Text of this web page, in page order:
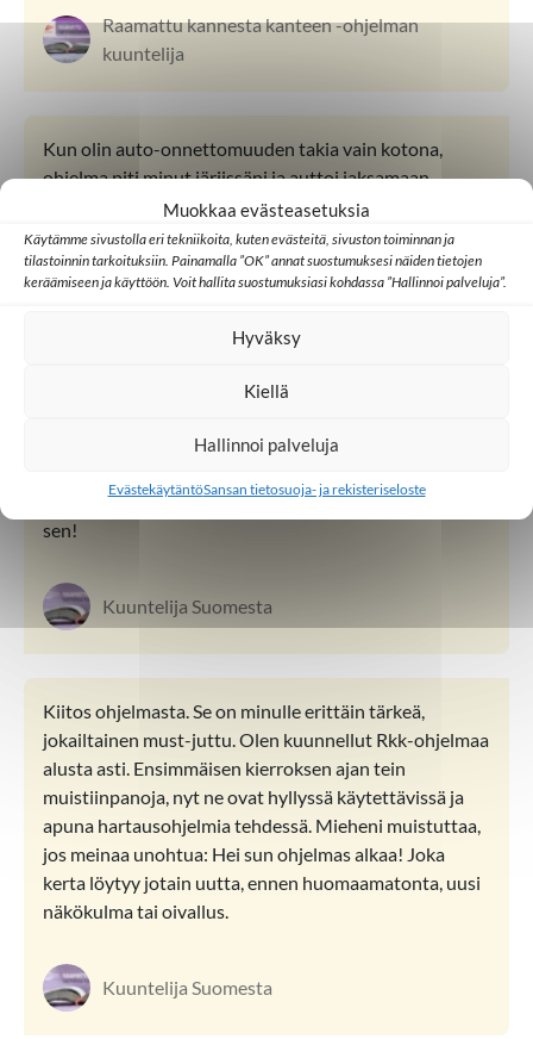
Muokkaa evästeasetuksia
Käytämme sivustolla eri tekniikoita, kuten evästeitä, sivuston toiminnan ja
tilastoinnin tarkoituksiin. Painamalla ”OK” annat suostumuksesi näiden tietojen
keräämiseen ja käyttöön. Voit hallita suostumuksiasi kohdassa ”Hallinnoi palveluja”.
Hyväksy
Kiellä
Hallinnoi palveluja
EvästekäytäntöSansan tietosuoja- ja rekisteriseloste
Raamattu kannesta kanteen -ohjelman
kuuntelija
Kun olin auto-onnettomuuden takia vain kotona,
ohjelma piti minut järjissäni ja auttoi jaksamaan.
Kiitos! Tämän olen myös kertonut muille ja erityisesti
vasta uskoon tulleille ja vielä etsiville, joilla on paljon
kysymyksiä.
Kuuntelija Suomesta
Raamattu kannesta kanteen on aamun juhlahetki!
raamatunopetuksista! Siunausta teille jotka järjestätte
sen!
Kuuntelija Suomesta
Kiitos ohjelmasta. Se on minulle erittäin tärkeä,
jokailtainen must-juttu. Olen kuunnellut Rkk-ohjelmaa
alusta asti. Ensimmäisen kierroksen ajan tein
muistiinpanoja, nyt ne ovat hyllyssä käytet­tävissä ja
apuna hartausohjelmia tehdessä. Mieheni muistuttaa,
jos meinaa unohtua: Hei sun ohjelmas alkaa! Joka
kerta löytyy jotain uutta, ennen huomaamatonta, uusi
näkökulma tai oivallus.
Kuuntelija Suomesta